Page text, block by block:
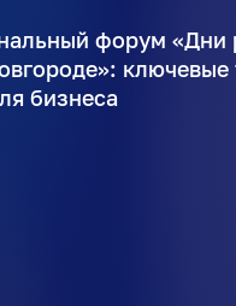
форум «Дни
ключевые
бизнеса